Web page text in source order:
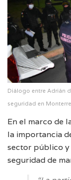
Diálogo entre Adrián
seguridad en
En el marco de
la importancia
sector público y
seguridad de